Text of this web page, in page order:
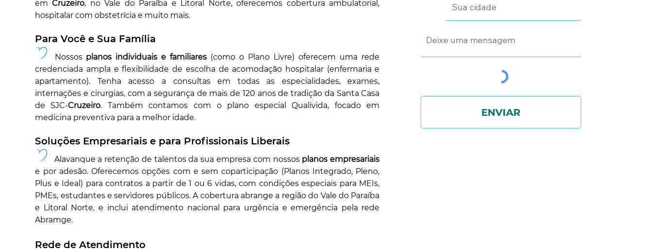
emCruzeiro, no Vale do Paraíba e Litoral Norte, oferecemos cobertura ambulatorial,
hospitalar com obstetrícia e muito mais.
Para Você e Sua Família
Nossos planos individuais e familiares (como o Plano Livre) oferecem uma rede
credenciada ampla e flexibilidade de escolha de acomodação hospitalar (enfermaria e
apartamento). Tenha acesso a consultas em todas as especialidades, exames,
internações e cirurgias, com a segurança de mais de 120 anos de tradição da Santa Casa
de SJC-Cruzeiro. Também contamos com o plano especial Qualivida, focado em
medicina preventiva para a melhor idade.
Soluções Empresariais e para Profissionais Liberais
Alavanque a retenção de talentos da sua empresa com nossos planos empresariais
e por adesão. Oferecemos opções com e sem coparticipação (Planos Integrado, Pleno,
Plus e Ideal) para contratos a partir de 1 ou 6 vidas, com condições especiais para MEIs,
PMEs, estudantes e servidores públicos. A cobertura abrange a região do Vale do Paraíba
e Litoral Norte, e inclui atendimento nacional para urgência e emergência pela rede
Abramge.
Rede de Atendimento
ENVIAR